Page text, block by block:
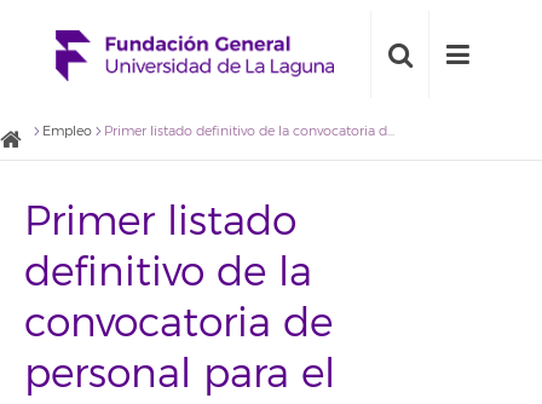
Empleo Primer listado definitivo de la convocatoria de personal para el proyecto de investigación 'Earthcare ground-based spectrometer validation network', perfil de Ingeniería Informática
Primer listado
definitivo de la
convocatoria de
personal para el